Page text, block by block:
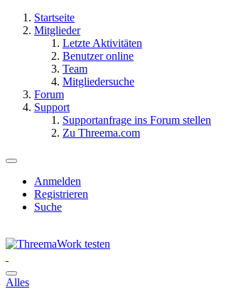
Startseite
Mitglieder
Letzte Aktivitäten
Benutzer online
Team
Mitgliedersuche
Forum
Support
Supportanfrage ins Forum stellen
Zu Threema.com
Anmelden
Registrieren
Suche
Alles